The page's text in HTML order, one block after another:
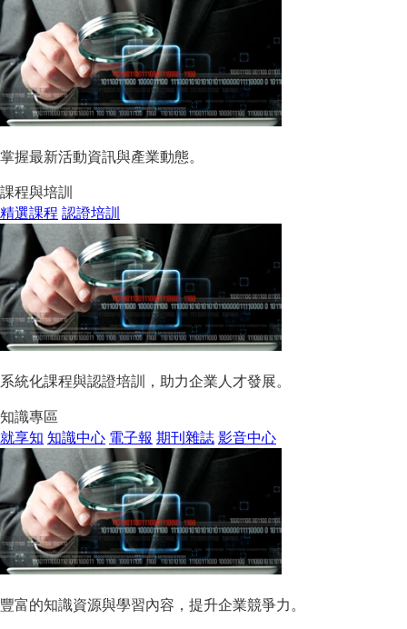
掌握最新活動資訊與產業動態。
課程與培訓
精選課程 認證培訓
系統化課程與認證培訓，助力企業人才發展。
知識專區
就享知 知識中心 電子報 期刊雜誌影音中心
豐富的知識資源與學習內容，提升企業競爭力。